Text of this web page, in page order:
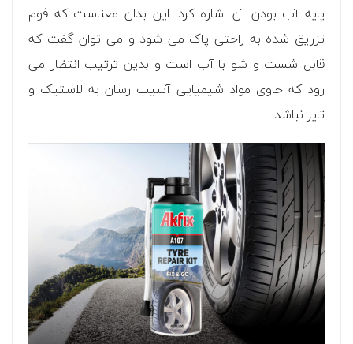
پایه آب بودن آن اشاره کرد. این بدان معناست که فوم
تزریق شده به راحتی پاک می شود و می توان گفت که
قابل شست و شو با آب است و بدین ترتیب انتظار می
رود که حاوی مواد شیمیایی آسیب رسان به لاستیک و
تایر نباشد.